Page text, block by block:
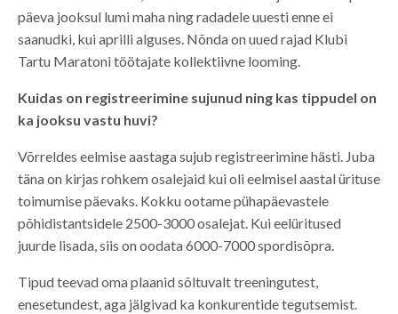
päeva jooksul lumi maha ning radadele uuesti enne ei
saanudki, kui aprilli alguses. Nõnda on uued rajad Klubi
Tartu Maratoni töötajate kollektiivne looming.
Kuidas on registreerimine sujunud ning kas tippudel on
ka jooksu vastu huvi?
Võrreldes eelmise aastaga sujub registreerimine hästi. Juba
täna on kirjas rohkem osalejaid kui oli eelmisel aastal ürituse
toimumise päevaks. Kokku ootame pühapäevastele
põhidistantsidele 2500-3000 osalejat. Kui eelüritused
juurde lisada, siis on oodata 6000-7000 spordisõpra.
Tipud teevad oma plaanid sõltuvalt treeningutest,
enesetundest, aga jälgivad ka konkurentide tegutsemist.